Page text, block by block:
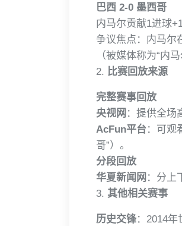
巴西 2-0 墨西哥
内马尔贡献1进球
争议焦点：内马尔
（被媒体称为“内马
2. 比赛回放来源
完整赛事回放
央视网 ：提供全场
AcFun平台 ：可观
哥”）。
分段回放
华夏新闻网 ：分上
3. 其他相关赛事
历史交锋：2014年